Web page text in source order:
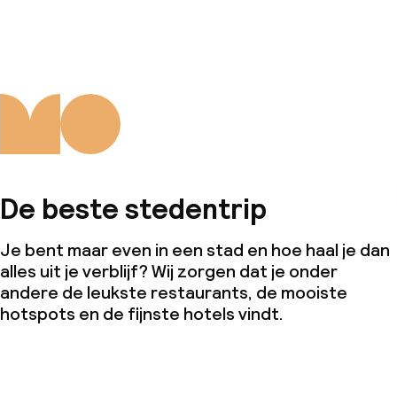
De beste stedentrip
Je bent maar even in een stad en hoe haal je dan
alles uit je verblijf? Wij zorgen dat je onder
andere de leukste restaurants, de mooiste
hotspots en de fijnste hotels vindt.